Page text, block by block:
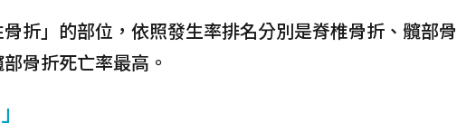
折」的部位，依照發生率排名分別是脊椎骨折、髖部骨
骨折死亡率最高。